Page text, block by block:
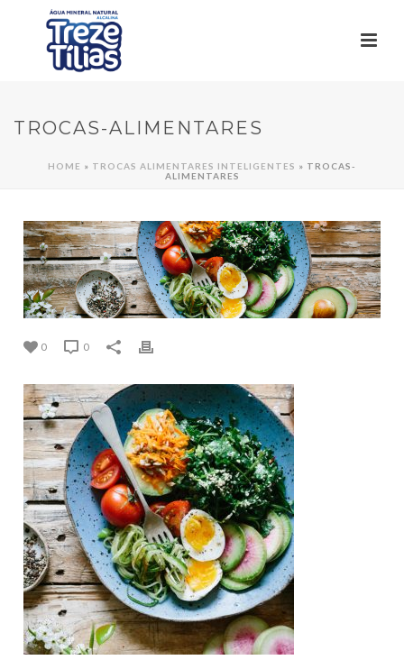
TROCAS-ALIMENTARES
HOME » TROCAS ALIMENTARES INTELIGENTES » TROCAS-
ALIMENTARES
0 0